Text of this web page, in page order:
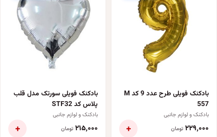
بادکنک فویلی طرح عدد 9 کد M
557
بادکنک و لوازم جانبی
۲۲۹٬۰۰۰ تومان +
بادکنک فویلی سورتک مدل قلب
پلاس کد STF32
بادکنک و لوازم جانبی
۲۱۵٬۰۰۰ تومان +